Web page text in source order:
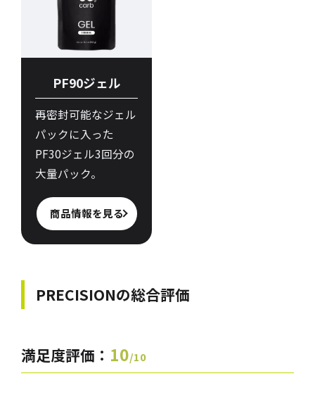
PF90ジェル
再密封可能なジェル
パックに入った
PF30ジェル3回分の
大量パック。
商品情報を見る
PRECISIONの総合評価
満足度評価： 10/10